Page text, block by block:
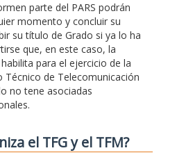
parte del PARS podrán
momento y concluir su
su título de Grado si ya lo ha
que, en este caso, la
para el ejercicio de la
Técnico de Telecomunicación
no tene asociadas
el TFG y el TFM?